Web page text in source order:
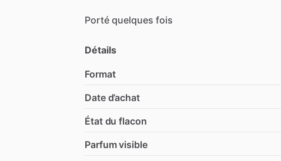
Porté quelques fois
Détails
Format
Date d’achat
État du flacon
Parfum visible